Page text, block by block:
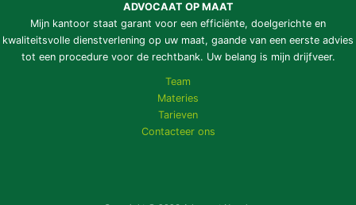
ADVOCAAT OP MAAT
Mijn kantoor staat garant voor een efficiënte, doelgerichte en
kwaliteitsvolle dienstverlening op uw maat, gaande van een eerste advies
tot een procedure voor de rechtbank. Uw belang is mijn drijfveer.
Team
Materies
Tarieven
Contacteer ons